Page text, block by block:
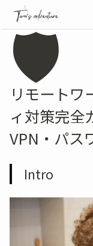
🛡️
リモートワ
ィ対策完全
VPN・パス
Intro